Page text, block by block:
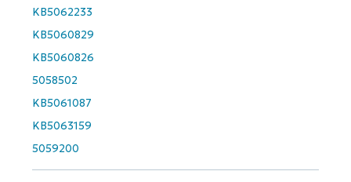
KB5062233
KB5060829
KB5060826
5058502
KB5061087
KB5063159
5059200
Company